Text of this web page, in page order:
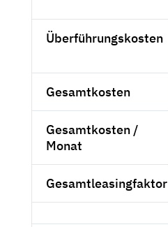
Überführungskosten
Gesamtkosten
Gesamtkosten /
Monat
Gesamtleasingfaktor